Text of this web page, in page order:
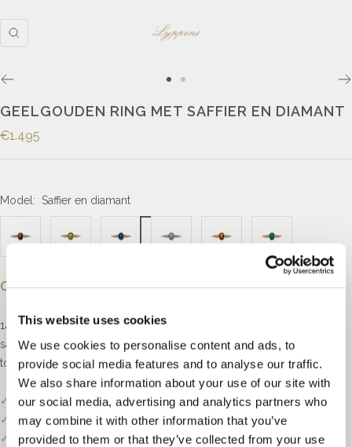
This website uses cookies
We use cookies to personalise content and ads, to
provide social media features and to analyse our traffic.
We also share information about your use of our site with
our social media, advertising and analytics partners who
may combine it with other information that you’ve
provided to them or that they’ve collected from your use
GEELGOUDEN RING MET SAFFIER EN DIAMANT
€1.495
Model: Saffier en diamant
Omschrijving
14kt geelgouden ring in het midden gezet met een ovaal geslepen
saffier, geflankeerd door briljant geslepen diamant met een
totaalgewicht van 0.11ct, kleur H en zuiverheid SI1.
✓
Onze website dient als online etalage.
✓
Bel of mail ons voor de actuele voorraadstatus.
✓
Prijzen kunnen onderhevig zijn aan veranderingen.